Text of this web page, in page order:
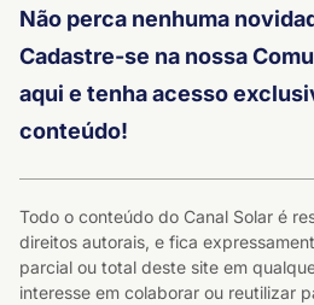
Não perca nenhuma
Cadastre-se na nossa
aqui e tenha acesso
conteúdo!
Todo o conteúdo do Canal Solar é
direitos autorais, e fica
parcial ou total deste site em
interesse em colaborar ou reutilizar